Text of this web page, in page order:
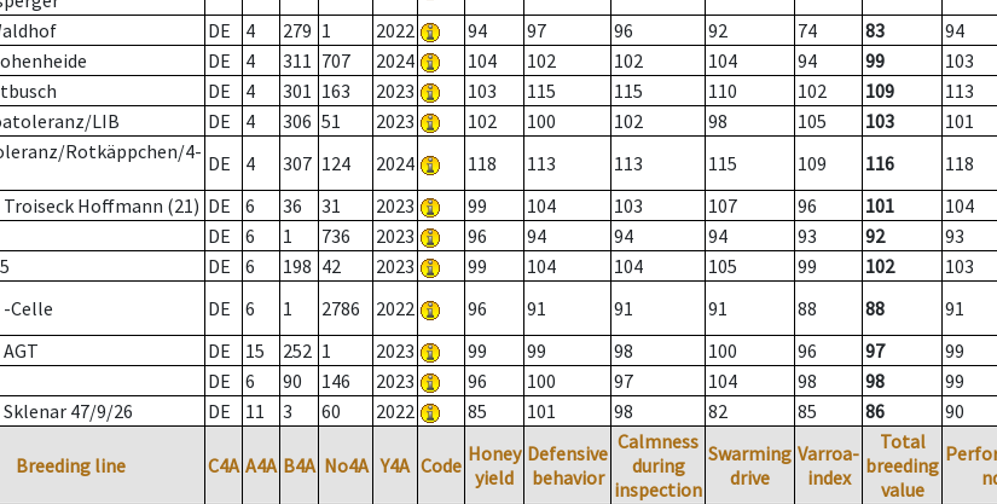
DE 4 279 1 2022 94 97 96 92 74 83
94
DE 4 311 707 2024 104 102 102 104 94 99
103
DE 4 301 163 2023 103 115 115 110 102 109
113
LIB DE 4 306 51 2023 102 100 102 98 105 103
101
Rotkäppchen/4- DE 4 307 124 2024 118 113 113 115 109 116
118
Troiseck Hoffmann (21) DE 6 36 31 2023 99 104 103 107 96 101
104
DE 6 1 736 2023 96 94 94 94 93 92
93
DE 6 198 42 2023 99 104 104 105 99 102
103
-Celle DE 6 1 2786 2022 96 91 91 91 88 88
91
DE 15 252 1 2023 99 99 98 100 96 97
99
DE 6 90 146 2023 96 100 97 104 98 98
99
Sklenar 47/9/26 DE 11 3 60 2022 85 101 98 82 85 86 90
Breeding line C4A A4A B4A No4A Y4A Code Honey
yield
Defensive
behavior
Calmness
during
inspection
Swarming
drive
Varroa-
index
Total
breeding
value